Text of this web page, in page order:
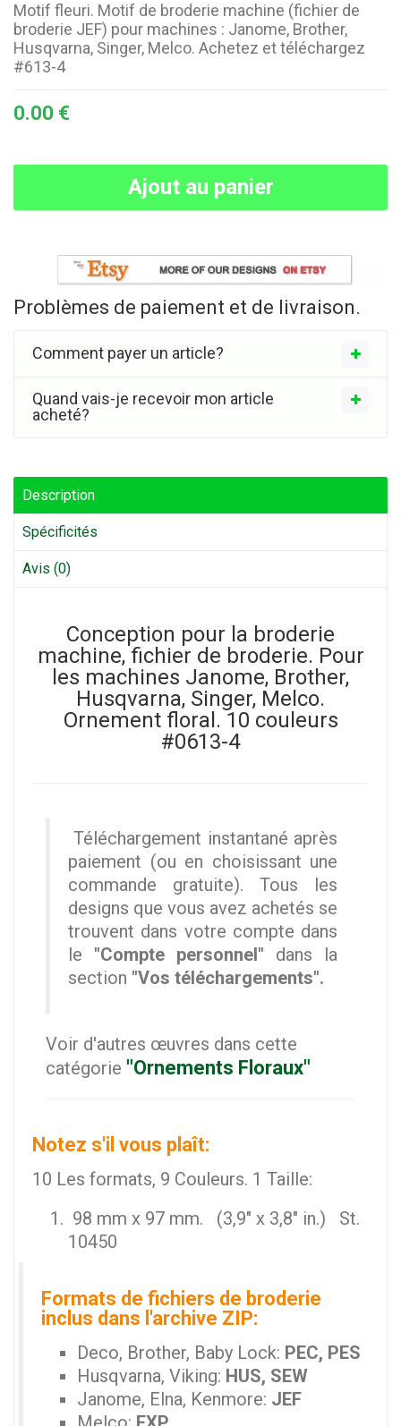
Motif fleuri. Motif de broderie machine (fichier de
broderie JEF) pour machines : Janome, Brother,
Husqvarna, Singer, Melco. Achetez et téléchargez
#613-4
0.00 €
Ajout au panier
Problèmes de paiement et de livraison.
Comment payer un article?
Quand vais-je recevoir mon article
acheté?
Description
Spécificités
Avis (0)
Conception pour la broderie
machine, fichier de broderie. Pour
les machines Janome, Brother,
Husqvarna, Singer, Melco.
Ornement floral. 10 couleurs
#0613-4
Téléchargement instantané après
paiement (ou en choisissant une
commande gratuite). Tous les
designs que vous avez achetés se
trouvent dans votre compte dans
le "Compte personnel" dans la
section "Vos téléchargements".
Voir d'autres œuvres dans cette
catégorie "Ornements Floraux"
Notez s'il vous plaît:
10 Les formats, 9 Couleurs. 1 Taille:
98 mm x 97 mm. (3,9" x 3,8" in.) St.
10450
Formats de fichiers de broderie
inclus dans l'archive ZIP:
Deco, Brother, Baby Lock: PEC, PES
Husqvarna, Viking: HUS, SEW
Janome, Elna, Kenmore: JEF